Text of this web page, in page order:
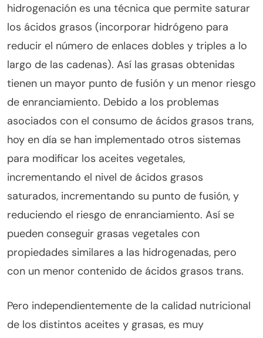
hidrogenación es una técnica que permite saturar
los ácidos grasos (incorporar hidrógeno para
reducir el número de enlaces dobles y triples a lo
largo de las cadenas). Así las grasas obtenidas
tienen un mayor punto de fusión y un menor riesgo
de enranciamiento. Debido a los problemas
asociados con el consumo de ácidos grasos trans,
hoy en día se han implementado otros sistemas
para modificar los aceites vegetales,
incrementando el nivel de ácidos grasos
saturados, incrementando su punto de fusión, y
reduciendo el riesgo de enranciamiento. Así se
pueden conseguir grasas vegetales con
propiedades similares a las hidrogenadas, pero
con un menor contenido de ácidos grasos trans.
Pero independientemente de la calidad nutricional
de los distintos aceites y grasas, es muy